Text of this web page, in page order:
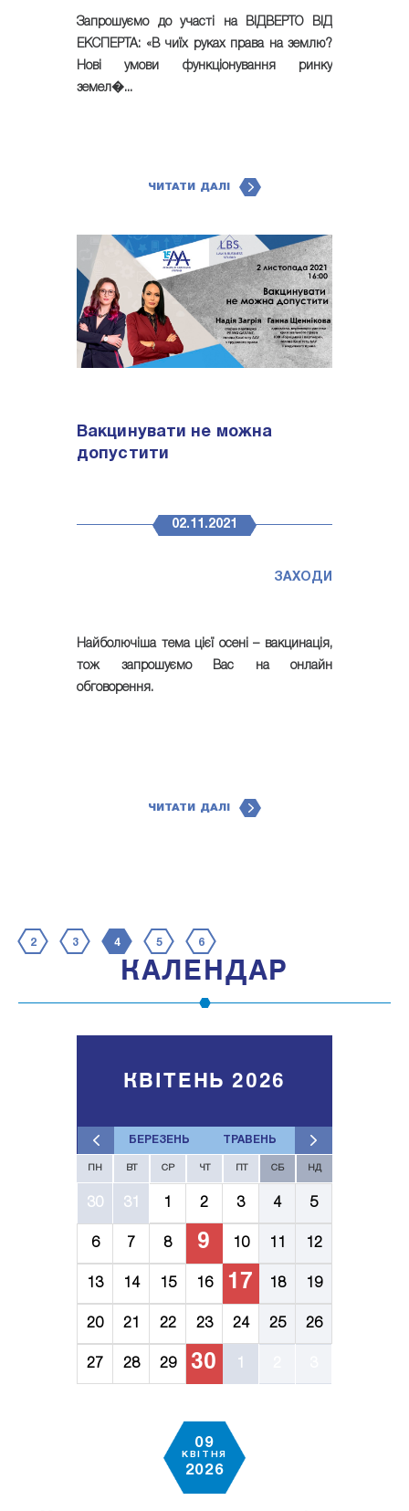
Запрошуємо до участі на ВІДВЕРТО ВІД
ЕКСПЕРТА: «В чиїх руках права на землю?
Нові умови функціонування ринку
земел�...
ЧИТАТИ ДАЛІ
Вакцинувати не можна
допустити
02.11.2021
ЗАХОДИ
Найболючіша тема цієї осені – вакцинація,
тож запрошуємо Вас на онлайн
обговорення.
ЧИТАТИ ДАЛІ
2 3 4 5 6
КАЛЕНДАР
БЕРЕЗЕНЬ ТРАВЕНЬ
КВІТЕНЬ 2026
ПН ВТ СР ЧТ СБ НД
30 31 2 3 4 5
6 7 8 9 10 12
13 14 15 16 17 18 19
20 21 22 23 24 25 26
27 28 29 30
09
КВІТНЯ
2026